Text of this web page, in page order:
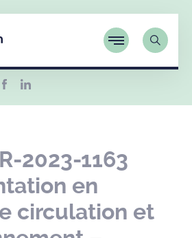
2023-1163
en
circulation et